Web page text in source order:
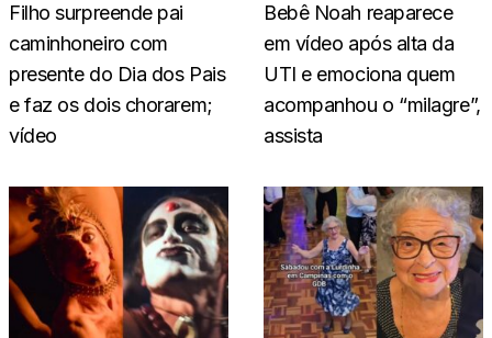
Filho surpreende pai
caminhoneiro com
presente do Dia dos Pais
e faz os dois chorarem;
vídeo
Bebê Noah reaparece
em vídeo após alta da
UTI e emociona quem
acompanhou o “milagre”,
assista